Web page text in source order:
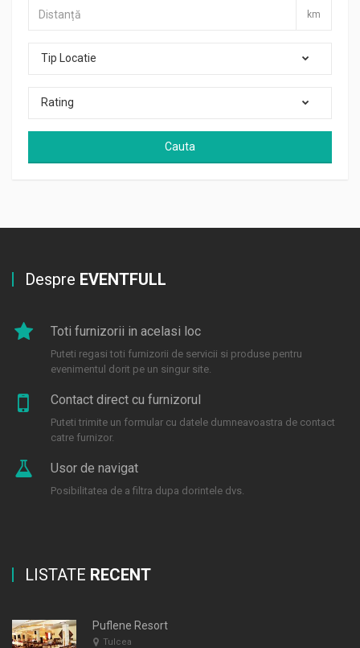
km
Tip Locatie
Rating
Cauta
Despre EVENTFULL
Toti furnizorii in acelasi loc
Puteti regasi toti furnizorii de servicii si produse pentru
evenimentul dorit pe un singur site.
Contact direct cu furnizorul
Puteti trimite un formular cu datele dumneavoastra de contact
catre furnizor.
Usor de navigat
Posibilitatea de a filtra dupa dorintele dvs.
LISTATE RECENT
Puflene Resort
Tulcea